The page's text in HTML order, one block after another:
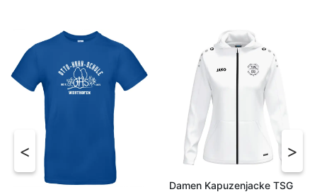
Damen Kapuzenjacke TSG